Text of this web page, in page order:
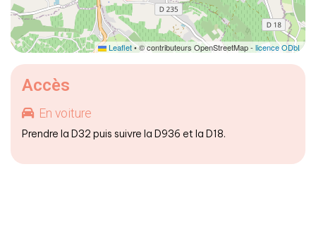
Leaflet• © contributeurs OpenStreetMap - licence ODbL
Accès
En voiture
Prendre la D32 puis suivre la D936 et la D18.